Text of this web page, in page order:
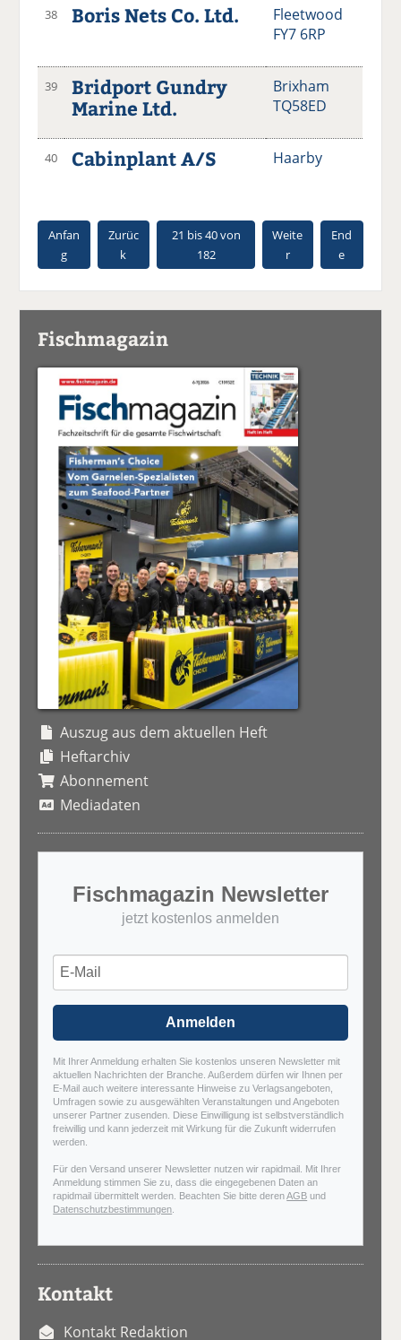
38 Boris Nets Co. Ltd.
Fleetwood
FY7 6RP
39
Bridport Gundry
Marine Ltd.
Brixham
TQ58ED
40 Cabinplant A/S Haarby
Anfan
g
Zurüc
k
21 bis 40 von
182
Weite
r
End
e
Fischmagazin
Auszug aus dem aktuellen Heft
Heftarchiv
Abonnement
Mediadaten
Fischmagazin Newsletter
jetzt kostenlos anmelden
Anmelden
Mit Ihrer Anmeldung erhalten Sie kostenlos unseren Newsletter mit
aktuellen Nachrichten der Branche. Außerdem dürfen wir Ihnen per
E-Mail auch weitere interessante Hinweise zu Verlagsangeboten,
Umfragen sowie zu ausgewählten Veranstaltungen und Angeboten
unserer Partner zusenden. Diese Einwilligung ist selbstverständlich
freiwillig und kann jederzeit mit Wirkung für die Zukunft widerrufen
werden.
Für den Versand unserer Newsletter nutzen wir rapidmail. Mit Ihrer
Anmeldung stimmen Sie zu, dass die eingegebenen Daten an
rapidmail übermittelt werden. Beachten Sie bitte derenAGB und
Datenschutzbestimmungen
Kontakt
Kontakt Redaktion